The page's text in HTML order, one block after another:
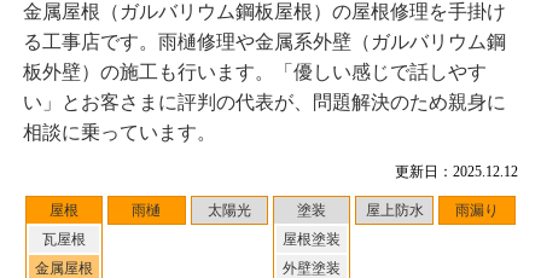
更新日：2025.12.12
屋根
瓦屋根
金属屋根
雨樋 太陽光
塗装
屋根塗装
外壁塗装
屋上防水 雨漏り
金属屋根（ガルバリウム鋼板屋根）の屋根修理を手掛け
る工事店です。雨樋修理や金属系外壁（ガルバリウム鋼
板外壁）の施工も行います。「優しい感じで話しやす
い」とお客さまに評判の代表が、問題解決のため親身に
相談に乗っています。